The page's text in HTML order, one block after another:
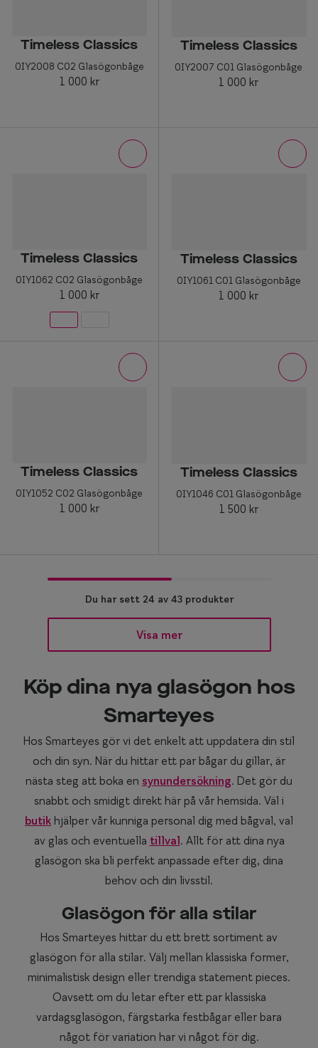
Timeless Classics
0IY2008 C02 Glasögonbåge
1 000 kr
Timeless Classics
0IY2007 C01 Glasögonbåge
1 000 kr
Timeless Classics
0IY1062 C02 Glasögonbåge
1 000 kr
Timeless Classics
0IY1061 C01 Glasögonbåge
1 000 kr
Timeless Classics
0IY1052 C02 Glasögonbåge
1 000 kr
Timeless Classics
0IY1046 C01 Glasögonbåge
1 500 kr
Du har sett 24 av 43 produkter
Visa mer
Köp dina nya glasögon hos
Smarteyes
Hos Smarteyes gör vi det enkelt att uppdatera din stil
och din syn. När du hittar ett par bågar du gillar, är
nästa steg att boka en synundersökning. Det gör du
snabbt och smidigt direkt här på vår hemsida. Väl i
butik hjälper vår kunniga personal dig med bågval, val
av glas och eventuella tillval. Allt för att dina nya
glasögon ska bli perfekt anpassade efter dig, dina
behov och din livsstil.
Glasögon för alla stilar
Hos Smarteyes hittar du ett brett sortiment av
glasögon för alla stilar. Välj mellan klassiska former,
minimalistisk design eller trendiga statement pieces.
Oavsett om du letar efter ett par klassiska
vardagsglasögon, färgstarka festbågar eller bara
något för variation har vi något för dig.